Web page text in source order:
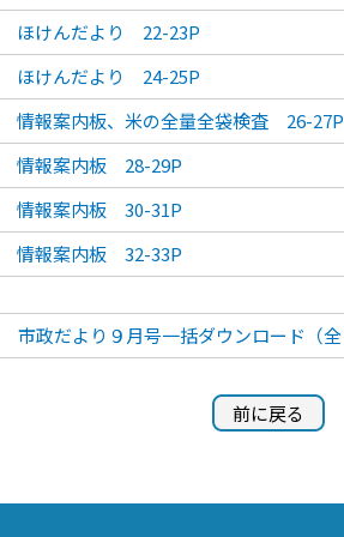
ほけんだより 22-23P
ほけんだより 24-25P
情報案内板、米の全量全袋検査 26-27P
情報案内板 28-29P
情報案内板 30-31P
情報案内板 32-33P
市政だより９月号一括ダウンロード（全
前に戻る